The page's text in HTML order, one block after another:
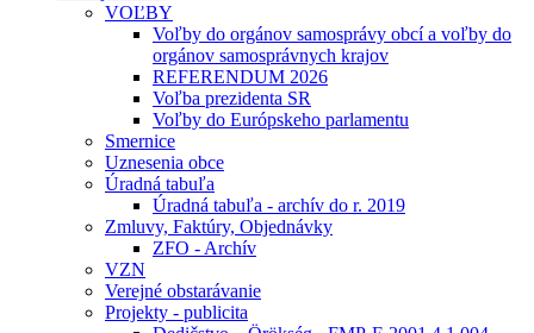
VOĽBY
Voľby do orgánov samosprávy obcí a voľby do
orgánov samosprávnych krajov
REFERENDUM 2026
Voľba prezidenta SR
Voľby do Európskeho parlamentu
Smernice
Uznesenia obce
Úradná tabuľa
Úradná tabuľa - archív do r. 2019
Zmluvy, Faktúry, Objednávky
ZFO - Archív
VZN
Verejné obstarávanie
Projekty - publicita